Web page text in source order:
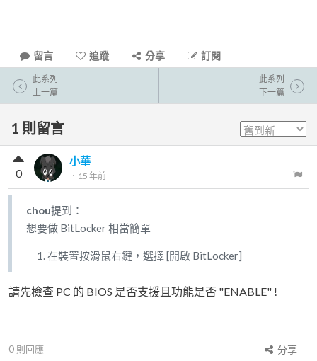
留言 追蹤 分享 訂閱
此系列
上一篇
此系列
下一篇
1 則留言
小華
． 15 年前
0
chou提到：
想要做 BitLocker 相當簡單
在裝置按滑鼠右鍵，選擇 [開啟 BitLocker]
請先檢查 PC 的 BIOS 是否支援且功能是否 "ENABLE" !
0 則回應
分享